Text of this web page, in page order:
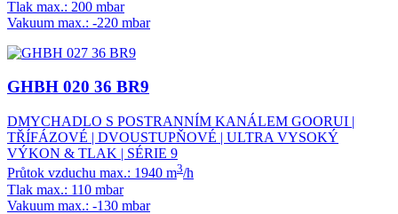
Tlak max.: 200 mbar
Vakuum max.: -220 mbar
GHBH 020 36 BR9
DMYCHADLO S POSTRANNÍM KANÁLEM GOORUI |
TŘÍFÁZOVÉ | DVOUSTUPŇOVÉ | ULTRA VYSOKÝ
VÝKON & TLAK | SÉRIE 9
Průtok vzduchu max.: 1940 m3/h
Tlak max.: 110 mbar
Vakuum max.: -130 mbar